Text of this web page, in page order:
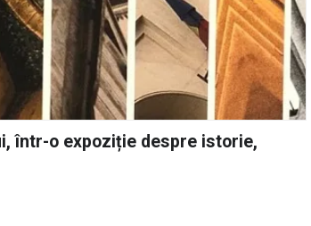
într-o expoziție despre istorie,